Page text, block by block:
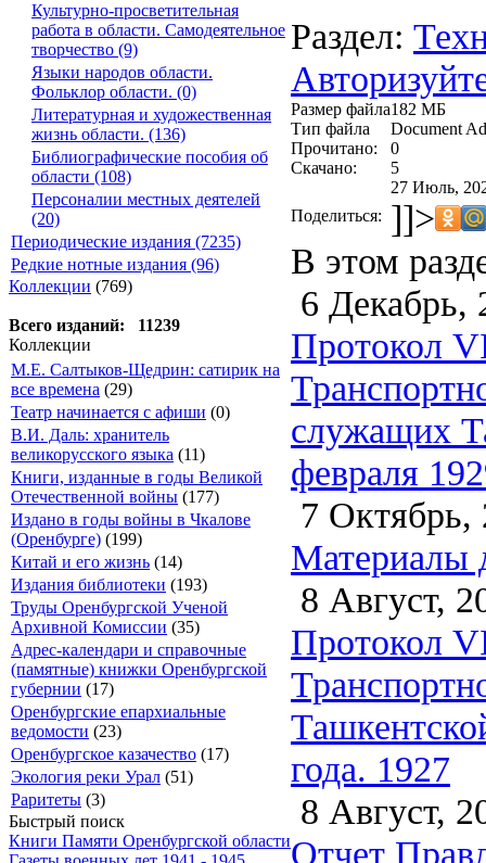
Культурно-просветительная
работа в области. Самодеятельное
творчество (9)
Языки народов области.
Фольклор области. (0)
Литературная и художественная
жизнь области. (136)
Библиографические пособия об
области (108)
Персоналии местных деятелей
(20)
Периодические издания (7235)
Редкие нотные издания (96)
Коллекции (769)
Всего изданий: 11239
Коллекции
М.Е. Салтыков-Щедрин: сатирик на
все времена (29)
Театр начинается с афиши (0)
В.И. Даль: хранитель
великорусского языка (11)
Книги, изданные в годы Великой
Отечественной войны (177)
Издано в годы войны в Чкалове
(Оренбурге) (199)
Китай и его жизнь (14)
Издания библиотеки (193)
Труды Оренбургской Ученой
Архивной Комиссии (35)
Адрес-календари и справочные
(памятные) книжки Оренбургской
губернии (17)
Оренбургские епархиальные
ведомости (23)
Оренбургское казачество (17)
Экология реки Урал (51)
Раритеты (3)
Быстрый поиск
Книги Памяти Оренбургской области
Раздел:
Размер файла182 МБ
Тип файла
Document
Прочитано:
0
Скачано:
5
27 Июль,
Поделиться: ]]>
В этом
6 Декабрь,
Протокол
служащих
февраля
7 Октябрь,
Материалы
8 Август,
Протокол
года. 1927
8 Август,
Отчет